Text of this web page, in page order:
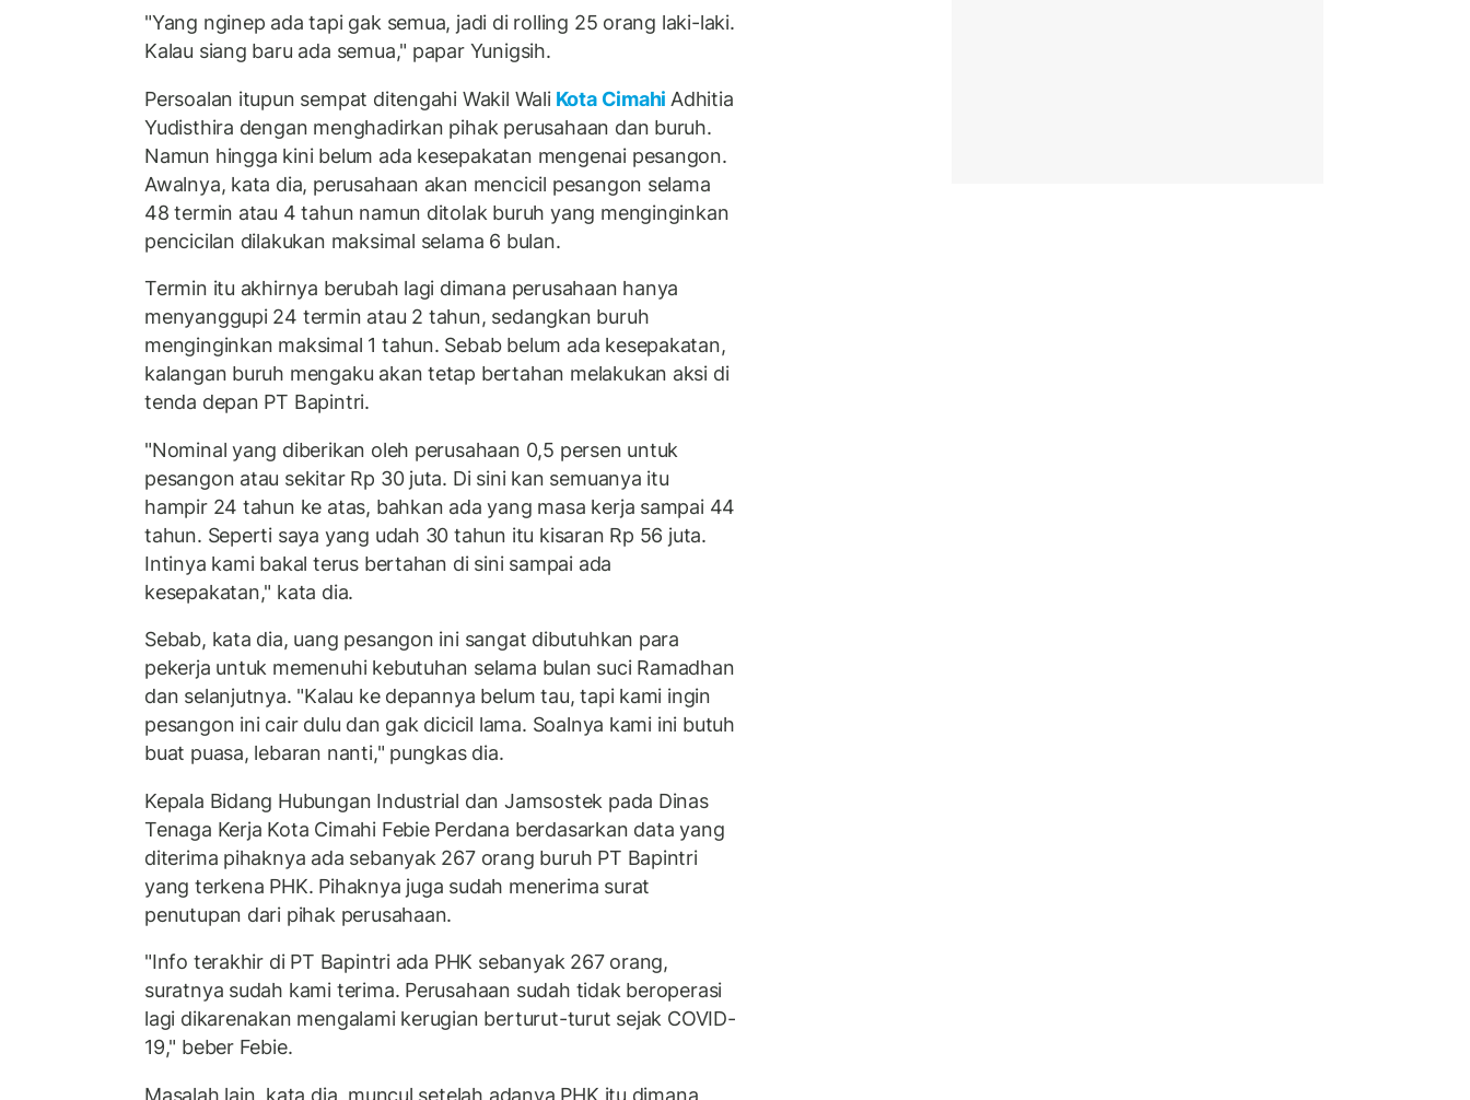
"Yang nginep ada tapi gak semua, jadi di rolling 25 orang laki-laki.
Kalau siang baru ada semua," papar Yunigsih.
Persoalan itupun sempat ditengahi Wakil WaliKota Cimahi Adhitia
Yudisthira dengan menghadirkan pihak perusahaan dan buruh.
Namun hingga kini belum ada kesepakatan mengenai pesangon.
Awalnya, kata dia, perusahaan akan mencicil pesangon selama
48 termin atau 4 tahun namun ditolak buruh yang menginginkan
pencicilan dilakukan maksimal selama 6 bulan.
Termin itu akhirnya berubah lagi dimana perusahaan hanya
menyanggupi 24 termin atau 2 tahun, sedangkan buruh
menginginkan maksimal 1 tahun. Sebab belum ada kesepakatan,
kalangan buruh mengaku akan tetap bertahan melakukan aksi di
tenda depan PT Bapintri.
"Nominal yang diberikan oleh perusahaan 0,5 persen untuk
pesangon atau sekitar Rp 30 juta. Di sini kan semuanya itu
hampir 24 tahun ke atas, bahkan ada yang masa kerja sampai 44
tahun. Seperti saya yang udah 30 tahun itu kisaran Rp 56 juta.
Intinya kami bakal terus bertahan di sini sampai ada
kesepakatan," kata dia.
Sebab, kata dia, uang pesangon ini sangat dibutuhkan para
pekerja untuk memenuhi kebutuhan selama bulan suci Ramadhan
dan selanjutnya. "Kalau ke depannya belum tau, tapi kami ingin
pesangon ini cair dulu dan gak dicicil lama. Soalnya kami ini butuh
buat puasa, lebaran nanti," pungkas dia.
Kepala Bidang Hubungan Industrial dan Jamsostek pada Dinas
Tenaga Kerja Kota Cimahi Febie Perdana berdasarkan data yang
diterima pihaknya ada sebanyak 267 orang buruh PT Bapintri
yang terkena PHK. Pihaknya juga sudah menerima surat
penutupan dari pihak perusahaan.
"Info terakhir di PT Bapintri ada PHK sebanyak 267 orang,
suratnya sudah kami terima. Perusahaan sudah tidak beroperasi
lagi dikarenakan mengalami kerugian berturut-turut sejak COVID-
19," beber Febie.
Masalah lain, kata dia, muncul setelah adanya PHK itu dimana